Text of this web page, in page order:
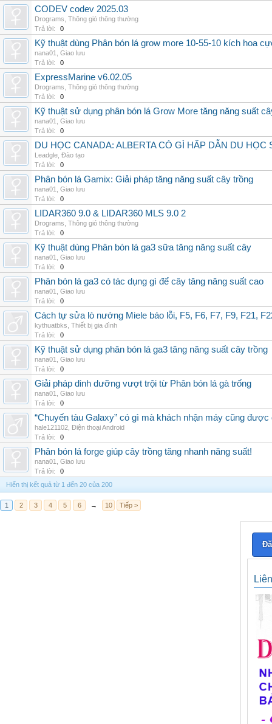
CODEV codev 2025.03
Drograms Thông gió thông thường
Trả lời:
0
Kỹ thuật dùng Phân bón lá grow more 10-55-10 kích hoa
nana01
Giao lưu
Trả lời:
0
ExpressMarine v6.02.05
Drograms Thông gió thông thường
Trả lời:
0
Kỹ thuật sử dụng phân bón lá Grow More tăng năng suất
nana01
Giao lưu
Trả lời:
0
DU HỌC CANADA: ALBERTA CÓ GÌ HẤP DẪN DU HỌC
Leadgle Đào tạo
Trả lời:
0
Phân bón lá Gamix: Giải pháp tăng năng suất cây trồng
nana01
Giao lưu
Trả lời:
0
LIDAR360 9.0 & LIDAR360 MLS 9.0 2
Drograms Thông gió thông thường
Trả lời:
0
Kỹ thuật dùng Phân bón lá ga3 sữa tăng năng suất cây
nana01
Giao lưu
Trả lời:
0
Phân bón lá ga3 có tác dụng gì để cây tăng năng suất cao
nana01
Giao lưu
Trả lời:
0
Cách tự sửa lò nướng Miele báo lỗi, F5, F6, F7, F9, F21,
kythuatbks Thiết bị gia đình
Trả lời:
0
Kỹ thuật sử dụng phân bón lá ga3 tăng năng suất cây trồng
nana01
Giao lưu
Trả lời:
0
Giải pháp dinh dưỡng vượt trội từ Phân bón lá gà trống
nana01
Giao lưu
Trả lời:
0
“Chuyến tàu Galaxy” có gì mà khách nhận máy cũng được
hale121102 Điện thoại Android
Trả lời:
0
Phân bón lá forge giúp cây trồng tăng nhanh năng suất!
nana01
Giao lưu
Trả lời:
0
Hiển thị kết quả từ 1 đến 20 của 200
1 2 3 4 5 6 → 10 Tiếp >